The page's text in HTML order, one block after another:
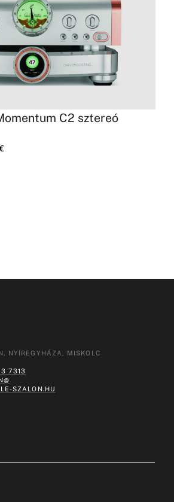
C2 sztereó
€
NYÍREGYHÁZA, MISKOLC
7313
SZALON.HU